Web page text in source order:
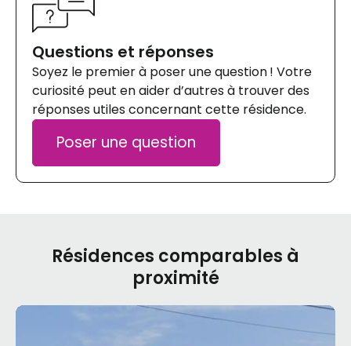
Questions et réponses
Soyez le premier à poser une question ! Votre
curiosité peut en aider d’autres à trouver des
réponses utiles concernant cette résidence.
Poser une question
Résidences comparables à
proximité